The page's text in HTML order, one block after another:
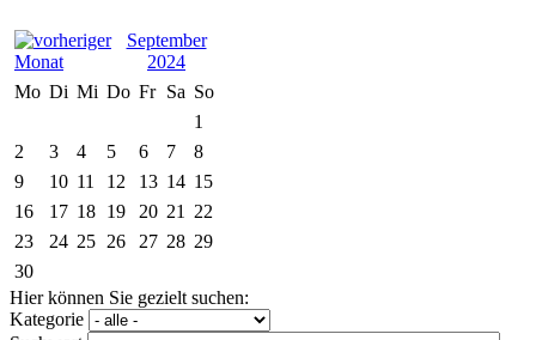
September
2024
Mo Di Mi Do Fr Sa So
1
2
3 4 5 6 7
8
9
10 11 12 13 14 15
16
17 18 19 20 21
22
23
24 25 26 27 28 29
30
Hier können Sie gezielt suchen:
Kategorie